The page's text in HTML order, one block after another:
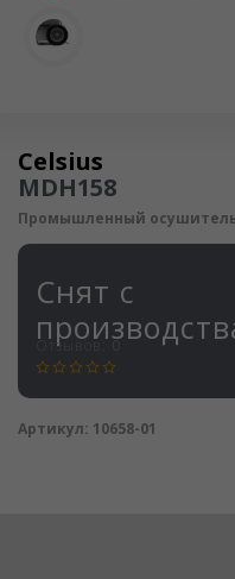
Осушитель
Celsius
MDH158
Промышленный
Снят с
Отзывов: 0
Артикул: 10658-01